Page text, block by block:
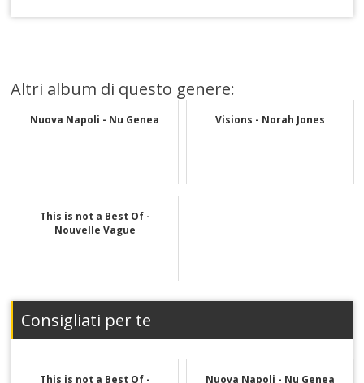
Altri album di questo genere:
Nuova Napoli - Nu Genea Visions - Norah Jones
This is not a Best Of -
Nouvelle Vague
Consigliati per te
This is not a Best Of -
Nuova Napoli - Nu Genea